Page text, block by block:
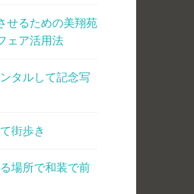
せるための美翔苑
ェア活用法
タルして記念写
街歩き
場所で和装で前